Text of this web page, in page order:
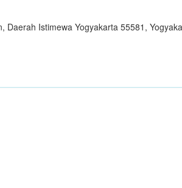
Daerah Istimewa Yogyakarta 55581,